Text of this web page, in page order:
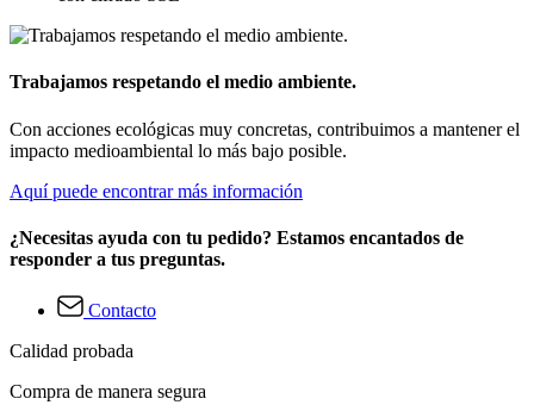
Trabajamos respetando el medio ambiente.
Con acciones ecológicas muy concretas, contribuimos a mantener el
impacto medioambiental lo más bajo posible.
Aquí puede encontrar más información
¿Necesitas ayuda con tu pedido? Estamos encantados de
responder a tus preguntas.
Contacto
Calidad probada
Compra de manera segura